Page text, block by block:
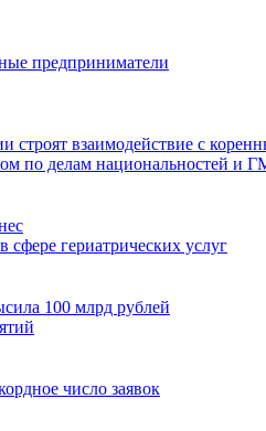
предприниматели
строят взаимодействие с
по делам национальностей и
сфере гериатрических услуг
100 млрд рублей
число заявок